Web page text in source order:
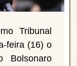
Tribunal
feira (16) o
Bolsonaro